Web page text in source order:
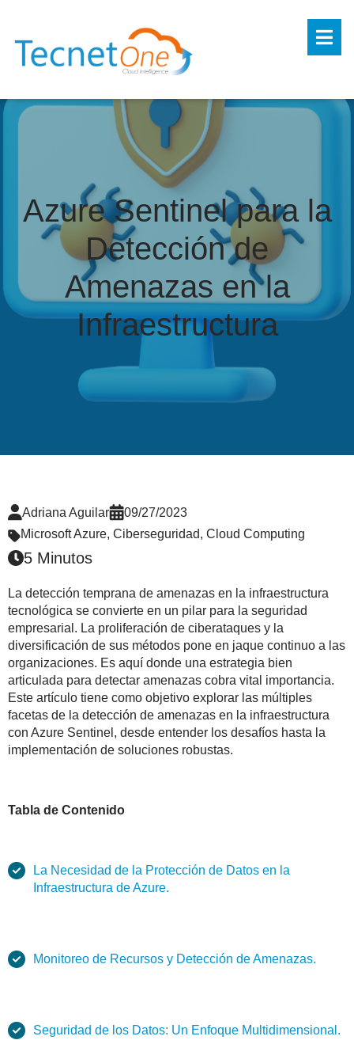
Azure Sentinel para la
Detección de
Amenazas en la
Infraestructura
Adriana Aguilar
09/27/2023
Microsoft Azure, Ciberseguridad, Cloud Computing
5 Minutos
La detección temprana de amenazas en la infraestructura
tecnológica se convierte en un pilar para la seguridad
empresarial. La proliferación de ciberataques y la
diversificación de sus métodos pone en jaque continuo a las
organizaciones. Es aquí donde una estrategia bien
articulada para detectar amenazas cobra vital importancia.
Este artículo tiene como objetivo explorar las múltiples
facetas de la detección de amenazas en la infraestructura
con Azure Sentinel, desde entender los desafíos hasta la
implementación de soluciones robustas.
Tabla de Contenido
La Necesidad de la Protección de Datos en la
Infraestructura de Azure.
Monitoreo de Recursos y Detección de Amenazas.
Seguridad de los Datos: Un Enfoque Multidimensional.